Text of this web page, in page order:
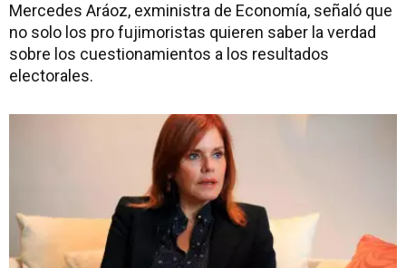
Mercedes Aráoz, exministra de Economía, señaló que
no solo los pro fujimoristas quieren saber la verdad
sobre los cuestionamientos a los resultados
electorales.